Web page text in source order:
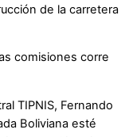
de la carretera
comisiones corre
TIPNIS, Fernando
Boliviana esté